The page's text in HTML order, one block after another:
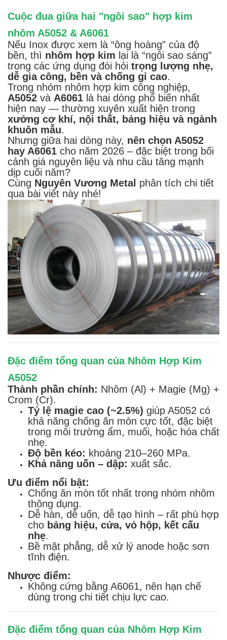
Cuộc đua giữa hai "ngôi sao" hợp kim
nhôm A5052 & A6061
Nếu Inox được xem là “ông hoàng” của độ
bền, thì nhôm hợp kim lại là “ngôi sao sáng”
trong các ứng dụng đòi hỏi trọng lượng nhẹ,
dễ gia công, bền và chống gỉ cao.
Trong nhóm nhôm hợp kim công nghiệp,
A5052 và A6061 là hai dòng phổ biến nhất
hiện nay — thường xuyên xuất hiện trong
xưởng cơ khí, nội thất, bảng hiệu và ngành
khuôn mẫu.
Nhưng giữa hai dòng này, nên chọn A5052
hay A6061 cho năm 2026 – đặc biệt trong bối
cảnh giá nguyên liệu và nhu cầu tăng mạnh
dịp cuối năm?
Cùng Nguyên Vương Metal phân tích chi tiết
qua bài viết này nhé!
Đặc điểm tổng quan của Nhôm Hợp Kim
A5052
Thành phần chính: Nhôm (Al) + Magie (Mg) +
Crom (Cr).
Tỷ lệ magie cao (~2.5%) giúp A5052 có
khả năng chống ăn mòn cực tốt, đặc biệt
trong môi trường ẩm, muối, hoặc hóa chất
nhẹ.
Độ bền kéo: khoảng 210–260 MPa.
Khả năng uốn – dập: xuất sắc.
Ưu điểm nổi bật:
Chống ăn mòn tốt nhất trong nhóm nhôm
thông dụng.
Dễ hàn, dễ uốn, dễ tạo hình – rất phù hợp
cho bảng hiệu, cửa, vỏ hộp, kết cấu
nhẹ.
Bề mặt phẳng, dễ xử lý anode hoặc sơn
tĩnh điện.
Nhược điểm:
Không cứng bằng A6061, nên hạn chế
dùng trong chi tiết chịu lực cao.
Đặc điểm tổng quan của Nhôm Hợp Kim